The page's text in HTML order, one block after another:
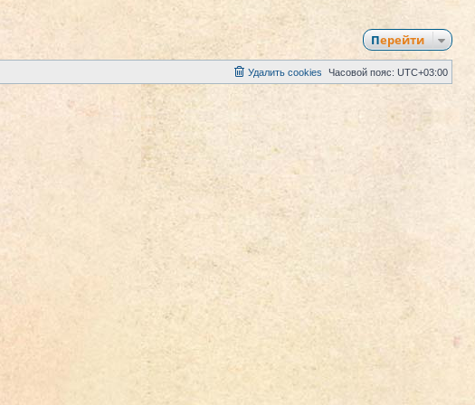
Перейти
Часовой пояс: UTC+03:00
Удалить cookies